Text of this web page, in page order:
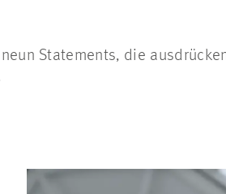
Statements, die